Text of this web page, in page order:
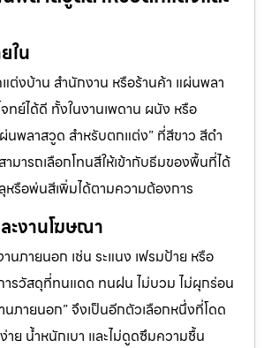
ใน
ต่งบ้าน สำนักงาน หรือร้านค้า แผ่นพลา
ย์ได้ดี ทั้งในงานเพดาน ผนัง หรือ
ผ่นพลาสวูด สำหรับตกแต่ง” ที่สีขาว สีดำ
มารถเลือกโทนสีให้เข้ากับธีมของพื้นที่ได้
รือพ่นสีเพิ่มได้ตามความต้องการ
ะงานโฆษณา
นภายนอก เช่น ระแนง เฟรมป้าย หรือ
รวัสดุที่ทนแดด ทนฝน ไม่บวม ไม่ผุกร่อน
นภายนอก” จึงเป็นอีกตัวเลือกหนึ่งที่โดด
าย น้ำหนักเบา และไม่ดูดซึมความชื้น